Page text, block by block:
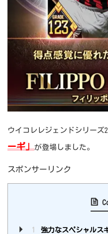
ウイコレレジェンドシリーズ
ーギ」が登場しました。
スポンサーリンク
1 強力なスペシャルス